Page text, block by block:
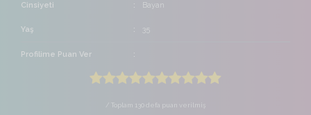
Cinsiyeti Bayan
Yaş 35
Profilime Puan Ver
/ Toplam 130 defa puan verilmiş